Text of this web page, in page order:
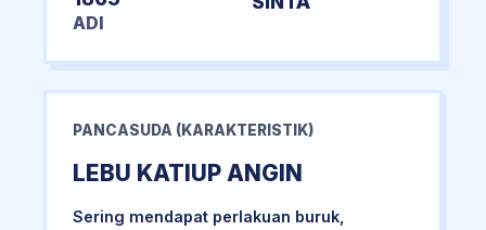
ADI
PANCASUDA (KARAKTERISTIK)
LEBU KATIUP ANGIN
Sering mendapat perlakuan buruk,